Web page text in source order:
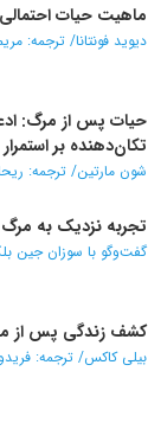
ماهیت حیات
دیوید فونتانا/ ترجمه:
حیات پس از مرگ:
تکان‌دهنده بر
شون مارتین/ ترجمه:
تجربه نزدیک به
گفت‌و‌گو با سوزان جین
کشف زندگی پس از
بیلی کاکس/ ترجمه: